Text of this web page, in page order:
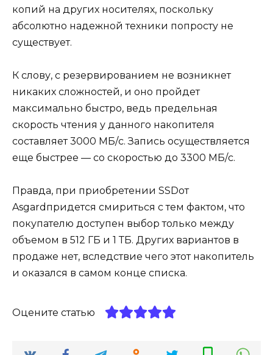
копий на других носителях, поскольку
абсолютно надежной техники попросту не
существует.
К слову, с резервированием не возникнет
никаких сложностей, и оно пройдет
максимально быстро, ведь предельная
скорость чтения у данного накопителя
составляет 3000 МБ/с. Запись осуществляется
еще быстрее — со скоростью до 3300 МБ/с.
Правда, при приобретении SSDот
Asgardпридется смириться с тем фактом, что
покупателю доступен выбор только между
объемом в 512 ГБ и 1 ТБ. Других вариантов в
продаже нет, вследствие чего этот накопитель
и оказался в самом конце списка.
Оцените статью